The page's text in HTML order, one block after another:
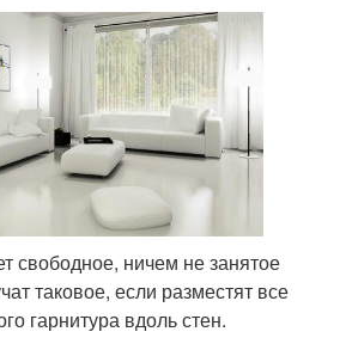
свободное, ничем не занятое
таковое, если разместят все
гарнитура вдоль стен.